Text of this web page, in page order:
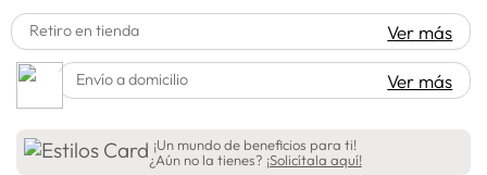
Retiro en tienda Ver más
Envío a domicilio Ver más
¡Un mundo de beneficios para ti!
¿Aún no la tienes? ¡Solicítala aquí!